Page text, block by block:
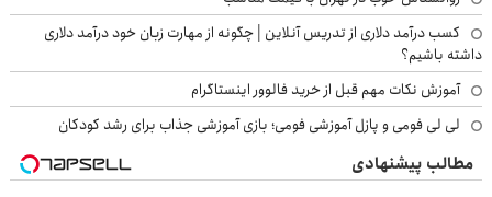
کسب درآمد دلاری از تدریس آنلاین | چگونه از مهارت زبان خود درآمد دلاری
داشته باشیم؟
آموزش نکات مهم قبل از خرید فالوور اینستاگرام
لی لی فومی و پازل آموزشی فومی؛ بازی آموزشی جذاب برای رشد کودکان
مطالب پیشنهادی